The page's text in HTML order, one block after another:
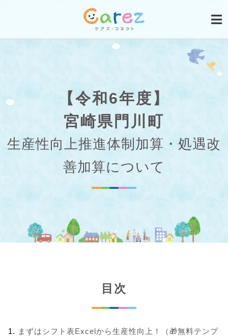
【令和6年度】
宮崎県門川町
生産性向上推進体制加算・処遇改
善加算について
目次
まずはシフト表Excelから生産性向上！（🎁無料テンプ